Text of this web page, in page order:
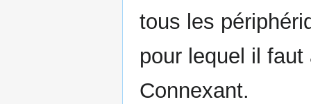
tous les
pour lequel il
Connexant.